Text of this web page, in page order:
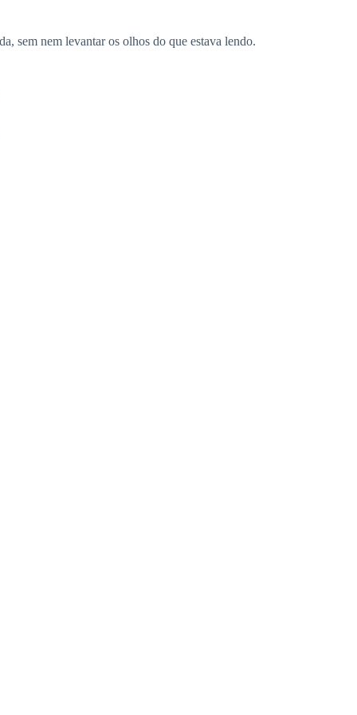
sem nem levantar os olhos do que estava lendo.
do Alfa a mantivesse submissa.
começarem a ceder.
com piadas? — a temperatura na sala começou a
provar isso.